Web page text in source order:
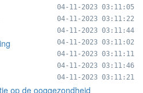
04-11-2023 03:11:05
04-11-2023 03:11:22
04-11-2023 03:11:44
04-11-2023 03:11:02
04-11-2023 03:11:11
04-11-2023 03:11:46
04-11-2023 03:11:21
op de ooggezondheid